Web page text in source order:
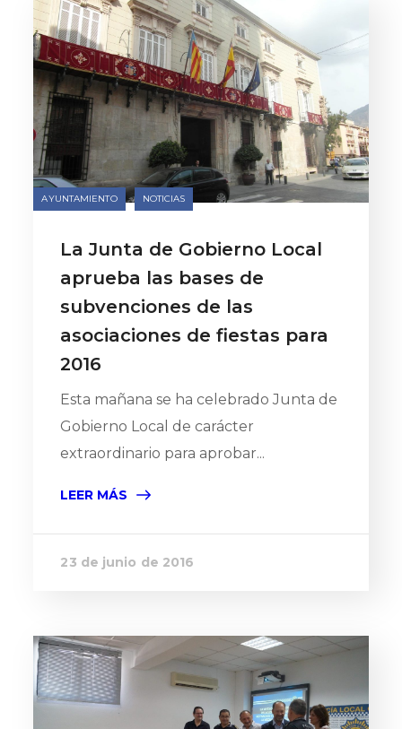
AYUNTAMIENTO NOTICIAS
La Junta de Gobierno Local
aprueba las bases de
subvenciones de las
asociaciones de fiestas para
2016
Esta mañana se ha celebrado Junta de
Gobierno Local de carácter
extraordinario para aprobar...
LEER MÁS
23 de junio de 2016